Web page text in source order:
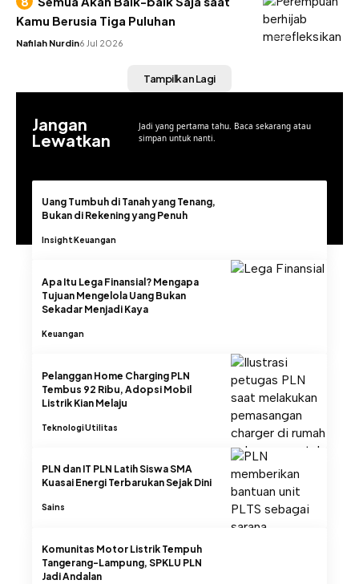
INSIGHT
Kamu Berusia Tiga Puluhan
Nafilah Nurdin6 Jul 2026
Tampilkan Lagi
Jangan
Lewatkan
Jadi yang pertama tahu. Baca sekarang atau
simpan untuk nanti.
Uang Tumbuh di Tanah yang Tenang,
Bukan di Rekening yang Penuh
InsightKeuangan
Apa Itu Lega Finansial? Mengapa
Tujuan Mengelola Uang Bukan
Sekadar Menjadi Kaya
Keuangan
Pelanggan Home Charging PLN
Tembus 92 Ribu, Adopsi Mobil
Listrik Kian Melaju
TeknologiUtilitas
PLN dan IT PLN Latih Siswa SMA
Kuasai Energi Terbarukan Sejak Dini
Sains
Komunitas Motor Listrik Tempuh
Tangerang-Lampung, SPKLU PLN
Jadi Andalan